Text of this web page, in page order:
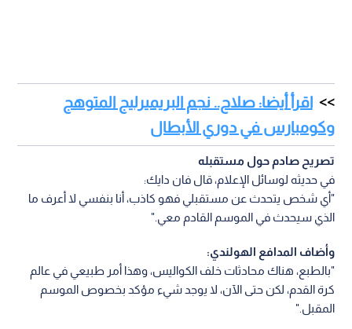
اقرأ أيضا: صلاح.. نجم البريميرليج المتوهج
وكومبارس في دوري الأبطال
تصريح صادم حول مستقبله
في حديثه لوسائل الإعلام، قال فان دايك:
"أي شخص يتحدث عن مستقبلي فهو كاذب، أنا بنفسي لا أعرف ما
الذي سيحدث في الموسم القادم معي."
وأضاف المدافع الهولندي:
"بالطبع، هناك محادثات خلف الكواليس، وهذا أمر طبيعي في عالم
كرة القدم، لكن حتى الآن، لا يوجد شيء مؤكد بخصوص الموسم
المقبل."